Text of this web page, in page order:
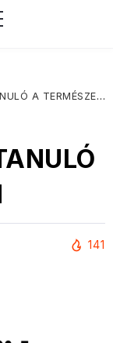
A TERMÉSZETBEN
141